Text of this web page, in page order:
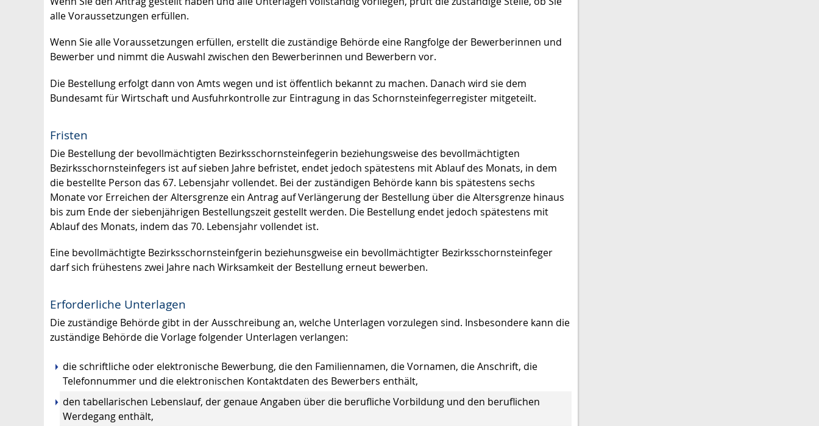
alle Voraussetzungen erfüllen.
Wenn Sie alle Voraussetzungen erfüllen, erstellt die zuständige Behörde eine Rangfolge der Bewerberinnen und
Bewerber und nimmt die Auswahl zwischen den Bewerberinnen und Bewerbern vor.
Die Bestellung erfolgt dann von Amts wegen und ist öffentlich bekannt zu machen. Danach wird sie dem
Bundesamt für Wirtschaft und Ausfuhrkontrolle zur Eintragung in das Schornsteinfegerregister mitgeteilt.
Fristen
Die Bestellung der bevollmächtigten Bezirksschornsteinfegerin beziehungsweise des bevollmächtigten
Bezirksschornsteinfegers ist auf sieben Jahre befristet, endet jedoch spätestens mit Ablauf des Monats, in dem
die bestellte Person das 67. Lebensjahr vollendet. Bei der zuständigen Behörde kann bis spätestens sechs
Monate vor Erreichen der Altersgrenze ein Antrag auf Verlängerung der Bestellung über die Altersgrenze hinaus
bis zum Ende der siebenjährigen Bestellungszeit gestellt werden. Die Bestellung endet jedoch spätestens mit
Ablauf des Monats, indem das 70. Lebensjahr vollendet ist.
Eine bevollmächtigte Bezirksschornsteinfgerin beziehunsgweise ein bevollmächtigter Bezirksschornsteinfeger
darf sich frühestens zwei Jahre nach Wirksamkeit der Bestellung erneut bewerben.
Erforderliche Unterlagen
Die zuständige Behörde gibt in der Ausschreibung an, welche Unterlagen vorzulegen sind. Insbesondere kann die
zuständige Behörde die Vorlage folgender Unterlagen verlangen:
die schriftliche oder elektronische Bewerbung, die den Familiennamen, die Vornamen, die Anschrift, die
Telefonnummer und die elektronischen Kontaktdaten des Bewerbers enthält,
den tabellarischen Lebenslauf, der genaue Angaben über die berufliche Vorbildung und den beruflichen
Werdegang enthält,